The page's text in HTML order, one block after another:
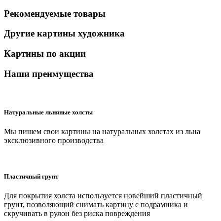
Рекомендуемые товары
Другие картины художника
Картины по акции
Наши преимущества
Натуральные льняные холсты
Мы пишем свои картины на натуральных холстах из льна
эксклюзивного производства
Пластичный грунт
Для покрытия холста используется новейший пластичный
грунт, позволяющий снимать картину с подрамника и
скручивать в рулон без риска повреждения